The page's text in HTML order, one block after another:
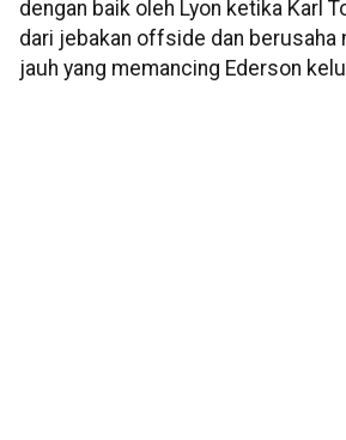
dengan baik oleh Lyon ketika Karl
dari jebakan offside dan berusaha
jauh yang memancing Ederson